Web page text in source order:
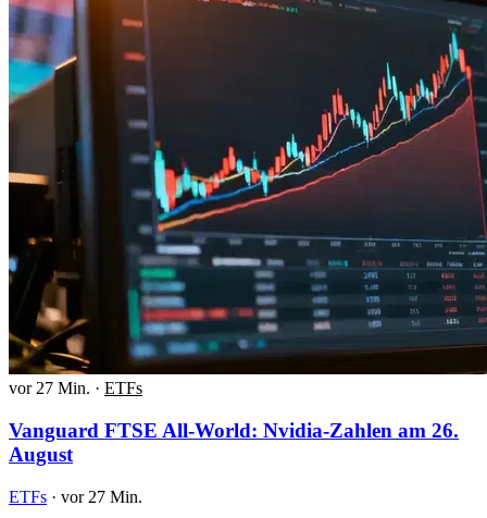
vor 27 Min. · ETFs
Vanguard FTSE All-World: Nvidia-Zahlen am 26.
August
ETFs · vor 27 Min.